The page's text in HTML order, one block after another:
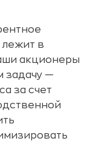
в
акционеры
задачу —
за счет